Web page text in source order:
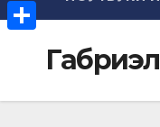
l s
p
e
T
п